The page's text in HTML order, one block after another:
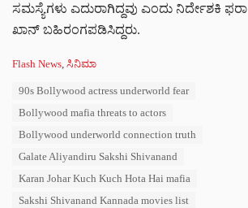
ಸಮಸ್ಯೆಗಳು ಎದುರಾಗಿದ್ದವು ಎಂದು ನಿರ್ದೇಶಕಿ ಫರಾ
ಖಾನ್ ಬಹಿರಂಗಪಡಿಸಿದ್ದರು.
C
Flash News ಸಿನಿಮಾ
90s Bollywood actress underworld fear
Bollywood mafia threats to actors
Bollywood underworld connection truth
Galate Aliyandiru Sakshi Shivanand
Karan Johar Kuch Kuch Hota Hai mafia
Sakshi Shivanand Kannada movies list